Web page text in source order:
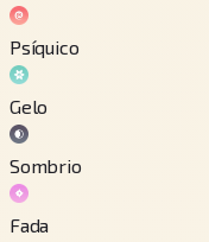
Psíquico
Gelo
Sombrio
Fada